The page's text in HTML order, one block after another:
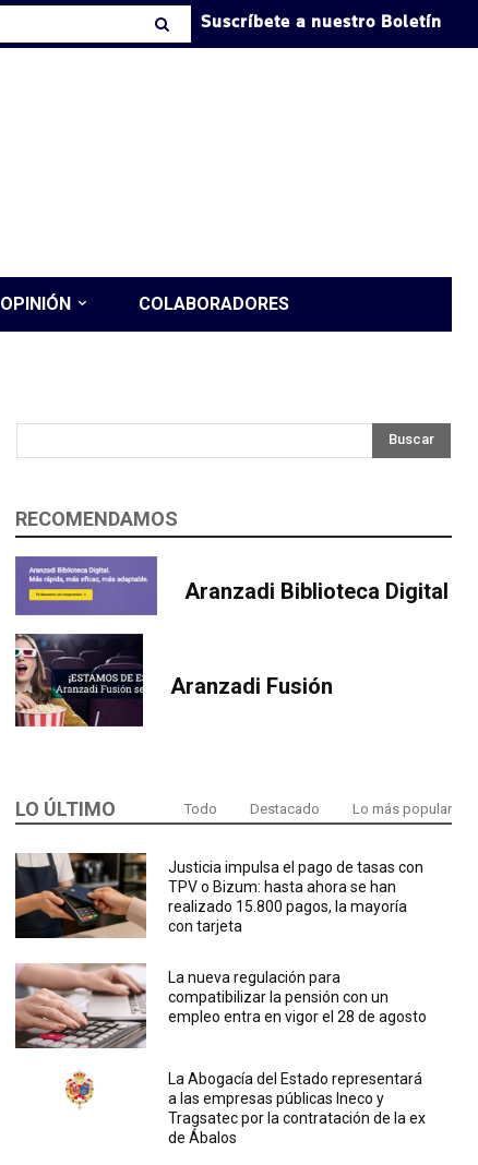
Suscríbete a nuestro Boletín
OPINIÓN COLABORADORES
Buscar
RECOMENDAMOS
Aranzadi Biblioteca Digital
Aranzadi Fusión
LO ÚLTIMO Todo Destacado Lo más popular
Justicia impulsa el pago de tasas con
TPV o Bizum: hasta ahora se han
realizado 15.800 pagos, la mayoría
con tarjeta
La nueva regulación para
compatibilizar la pensión con un
empleo entra en vigor el 28 de agosto
La Abogacía del Estado representará
a las empresas públicas Ineco y
Tragsatec por la contratación de la ex
de Ábalos